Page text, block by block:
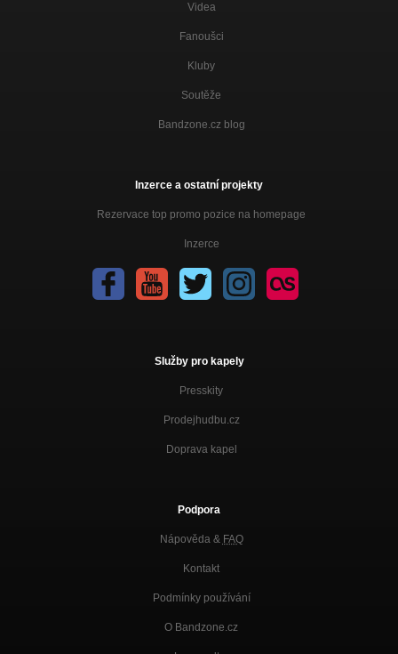
Videa
Fanoušci
Kluby
Soutěže
Bandzone.cz blog
Inzerce a ostatní projekty
Rezervace top promo pozice na homepage
Inzerce
Služby pro kapely
Presskity
Prodejhudbu.cz
Doprava kapel
Podpora
Nápověda & FAQ
Kontakt
Podmínky používání
O Bandzone.cz